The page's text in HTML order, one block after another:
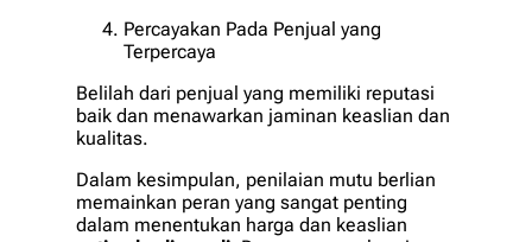
Percayakan Pada Penjual yang
Terpercaya
Belilah dari penjual yang memiliki reputasi
baik dan menawarkan jaminan keaslian dan
kualitas.
Dalam kesimpulan, penilaian mutu berlian
memainkan peran yang sangat penting
dalam menentukan harga dan keaslian